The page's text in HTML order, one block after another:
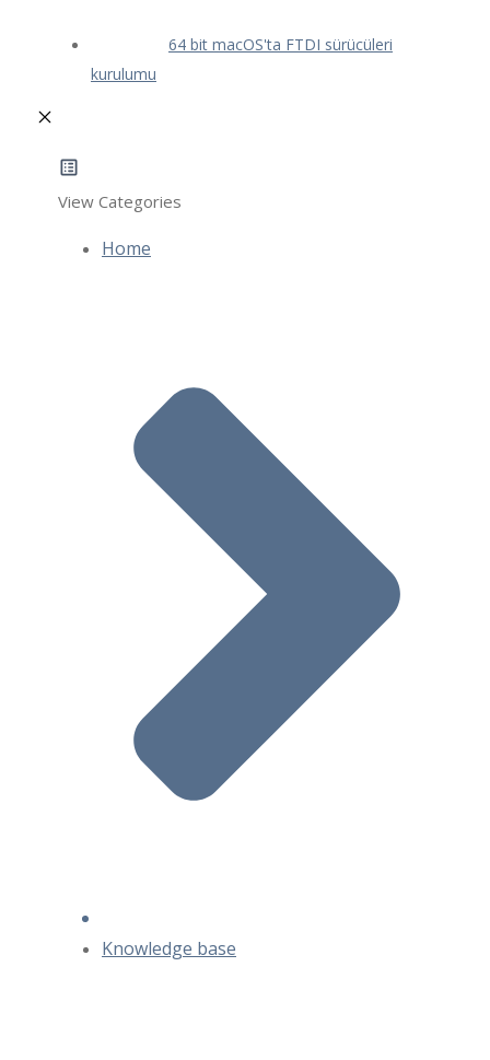
64 bit macOS'ta FTDI sürücüleri
kurulumu
View Categories
Home
Knowledge base